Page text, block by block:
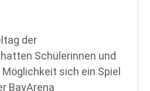
der
Schülerinnen und
sich ein Spiel
BayArena